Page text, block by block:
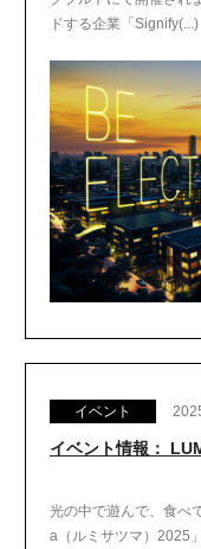
ドする企業「Signify(...)
イベント
イベント情報：
光の中で遊んで、食べ
a（ルミサツマ）2025